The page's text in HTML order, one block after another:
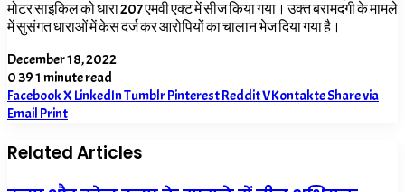
मोटर साइकिल को धारा 207एमवी एक्ट में सीज किया गया। उक्त बरामदगी के मामले
में सुसंगत धाराओं में केस दर्ज कर आरोपियों का चालान भेज दिया गया है।
December 18, 2022
0391 minute read
FacebookXLinkedInTumblrPinterestRedditVKontakteShare via
Email Print
Related Articles